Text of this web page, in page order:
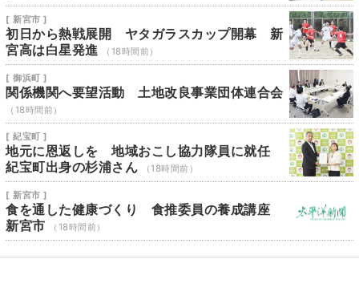
[ 新宮市 ]
初日から熱戦展開 ヤタガラスカップ開幕 新
宮高は白星発進
（18時間前）
[ 御浜町 ]
関係機関へ要望活動 土地改良事業団体連合会
（18時間前）
[ 紀宝町 ]
地元に恩返しを 地域おこし協力隊員に就任
紀宝町出身の杉浦さん
（18時間前）
[ 新宮市 ]
食を通した健康づくり 食推委員の養成講座
新宮市
（18時間前）